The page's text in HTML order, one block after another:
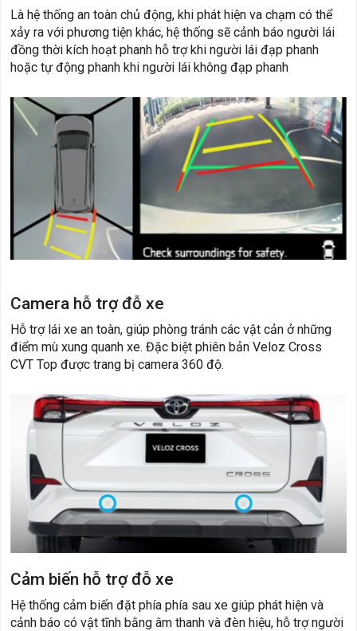
Là hệ thống an toàn chủ động, khi phát hiện va chạm có thể
xảy ra với phương tiện khác, hệ thống sẽ cảnh báo người lái
đồng thời kích hoạt phanh hỗ trợ khi người lái đạp phanh
hoặc tự động phanh khi người lái không đạp phanh
Camera hỗ trợ đỗ xe
Hỗ trợ lái xe an toàn, giúp phòng tránh các vật cản ở những
điểm mù xung quanh xe. Đặc biệt phiên bản Veloz Cross
CVT Top được trang bị camera 360 độ.
Cảm biến hỗ trợ đỗ xe
Hệ thống cảm biến đặt phía phía sau xe giúp phát hiện và
cảnh báo có vật tĩnh bằng âm thanh và đèn hiệu, hỗ trợ người